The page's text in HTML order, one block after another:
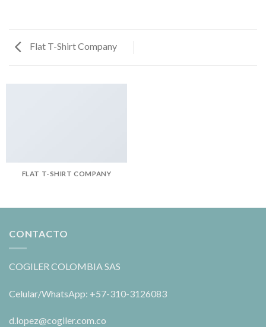
Flat T-Shirt Company
FLAT T-SHIRT COMPANY
CONTACTO
COGILER COLOMBIA SAS
Celular/WhatsApp: +57-310-3126083
d.lopez@cogiler.com.co